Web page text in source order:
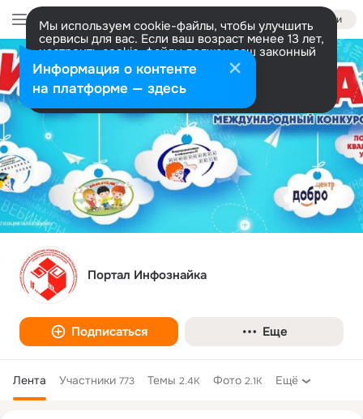
Войти
Мы используем cookie-файлы, чтобы улучшить
сервисы для вас. Если ваш возраст менее 13 лет,
настроить cookie-файлы должен ваш законный
представитель. Больше информации
Разрешить все Настроить
Портал Инфознайка
Подписаться Еще
Лента Участники 773 Темы 2.4K Фото 2.1K Ещё
Информация о контенте
на платформе — здесь